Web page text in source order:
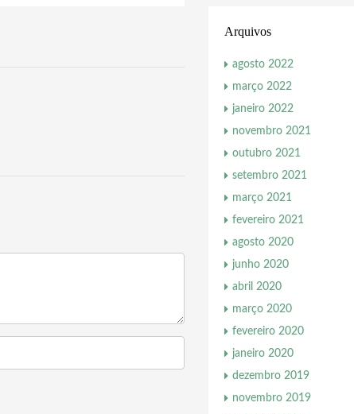
Arquivos
agosto 2022
março 2022
janeiro 2022
novembro 2021
outubro 2021
setembro 2021
março 2021
fevereiro 2021
agosto 2020
junho 2020
abril 2020
março 2020
fevereiro 2020
janeiro 2020
dezembro 2019
novembro 2019